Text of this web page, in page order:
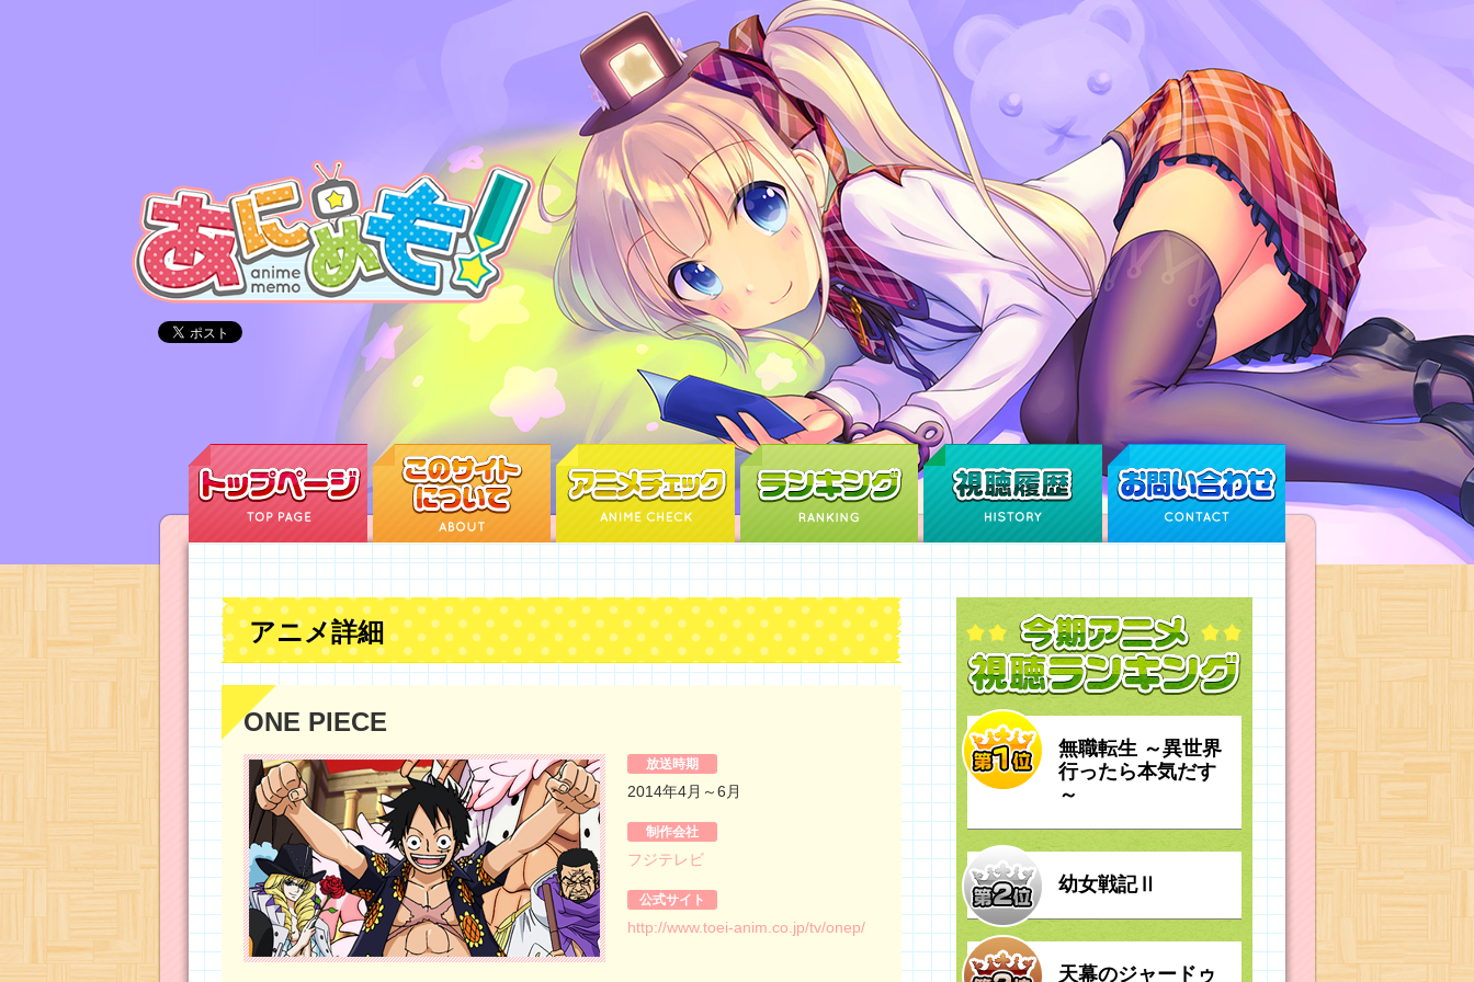
アニメ詳細
ONE PIECE
放送時期
2014年4月～6月
制作会社
フジテレビ
公式サイト
http://www.toei-anim.co.jp/tv/onep/
無職転生 ～異世界
行ったら本気だす
～
幼女戦記Ⅱ
天幕のジャードゥ